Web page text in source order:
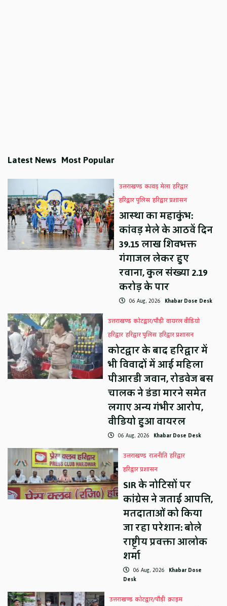
Latest News Most Popular
उत्तराखण्ड कावड़ मेला हरिद्वार
हरिद्वार पुलिस हरिद्वार प्रशासन
आस्था का महाकुंभ:
कांवड़ मेले के आठवें दिन
39.15 लाख शिवभक्त
गंगाजल लेकर हुए
रवाना, कुल संख्या 2.19
करोड़ के पार
06 Aug, 2026 Khabar Dose Desk
उत्तराखण्ड कोटद्वार/पौड़ी वायरल वीडियो
हरिद्वार हरिद्वार पुलिस हरिद्वार प्रशासन
कोटद्वार के बाद हरिद्वार में
भी विवादों में आई महिला
पीआरडी जवान, रोडवेज बस
चालक ने डंडा मारने समेत
लगाए अन्य गंभीर आरोप,
वीडियो हुआ वायरल
06 Aug, 2026 Khabar Dose Desk
उत्तराखण्ड राजनीति हरिद्वार
हरिद्वार प्रशासन
SIR के नोटिसों पर
कांग्रेस ने जताई आपत्ति,
मतदाताओं को किया
जा रहा परेशान: बोले
राष्ट्रीय प्रवक्ता आलोक
शर्मा
06 Aug, 2026 Khabar Dose
Desk
उत्तराखण्ड कोटद्वार/पौड़ी क्राइम